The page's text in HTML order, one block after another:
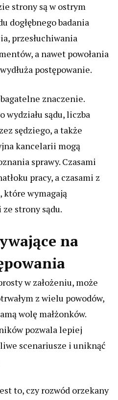
strony są w ostrym
dogłębnego badania
przesłuchiwania
a nawet powołania
postępowanie.
znaczenie.
wydziału sądu, liczba
sędziego, a także
kancelarii mogą
sprawy. Czasami
pracy, a czasami z
wymagają
strony sądu.
na
w założeniu, może
z wielu powodów,
wolę małżonków.
pozwala lepiej
scenariusze i uniknąć
to, czy rozwód orzekany